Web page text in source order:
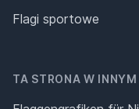
Flagi sportowe
TA STRONA W